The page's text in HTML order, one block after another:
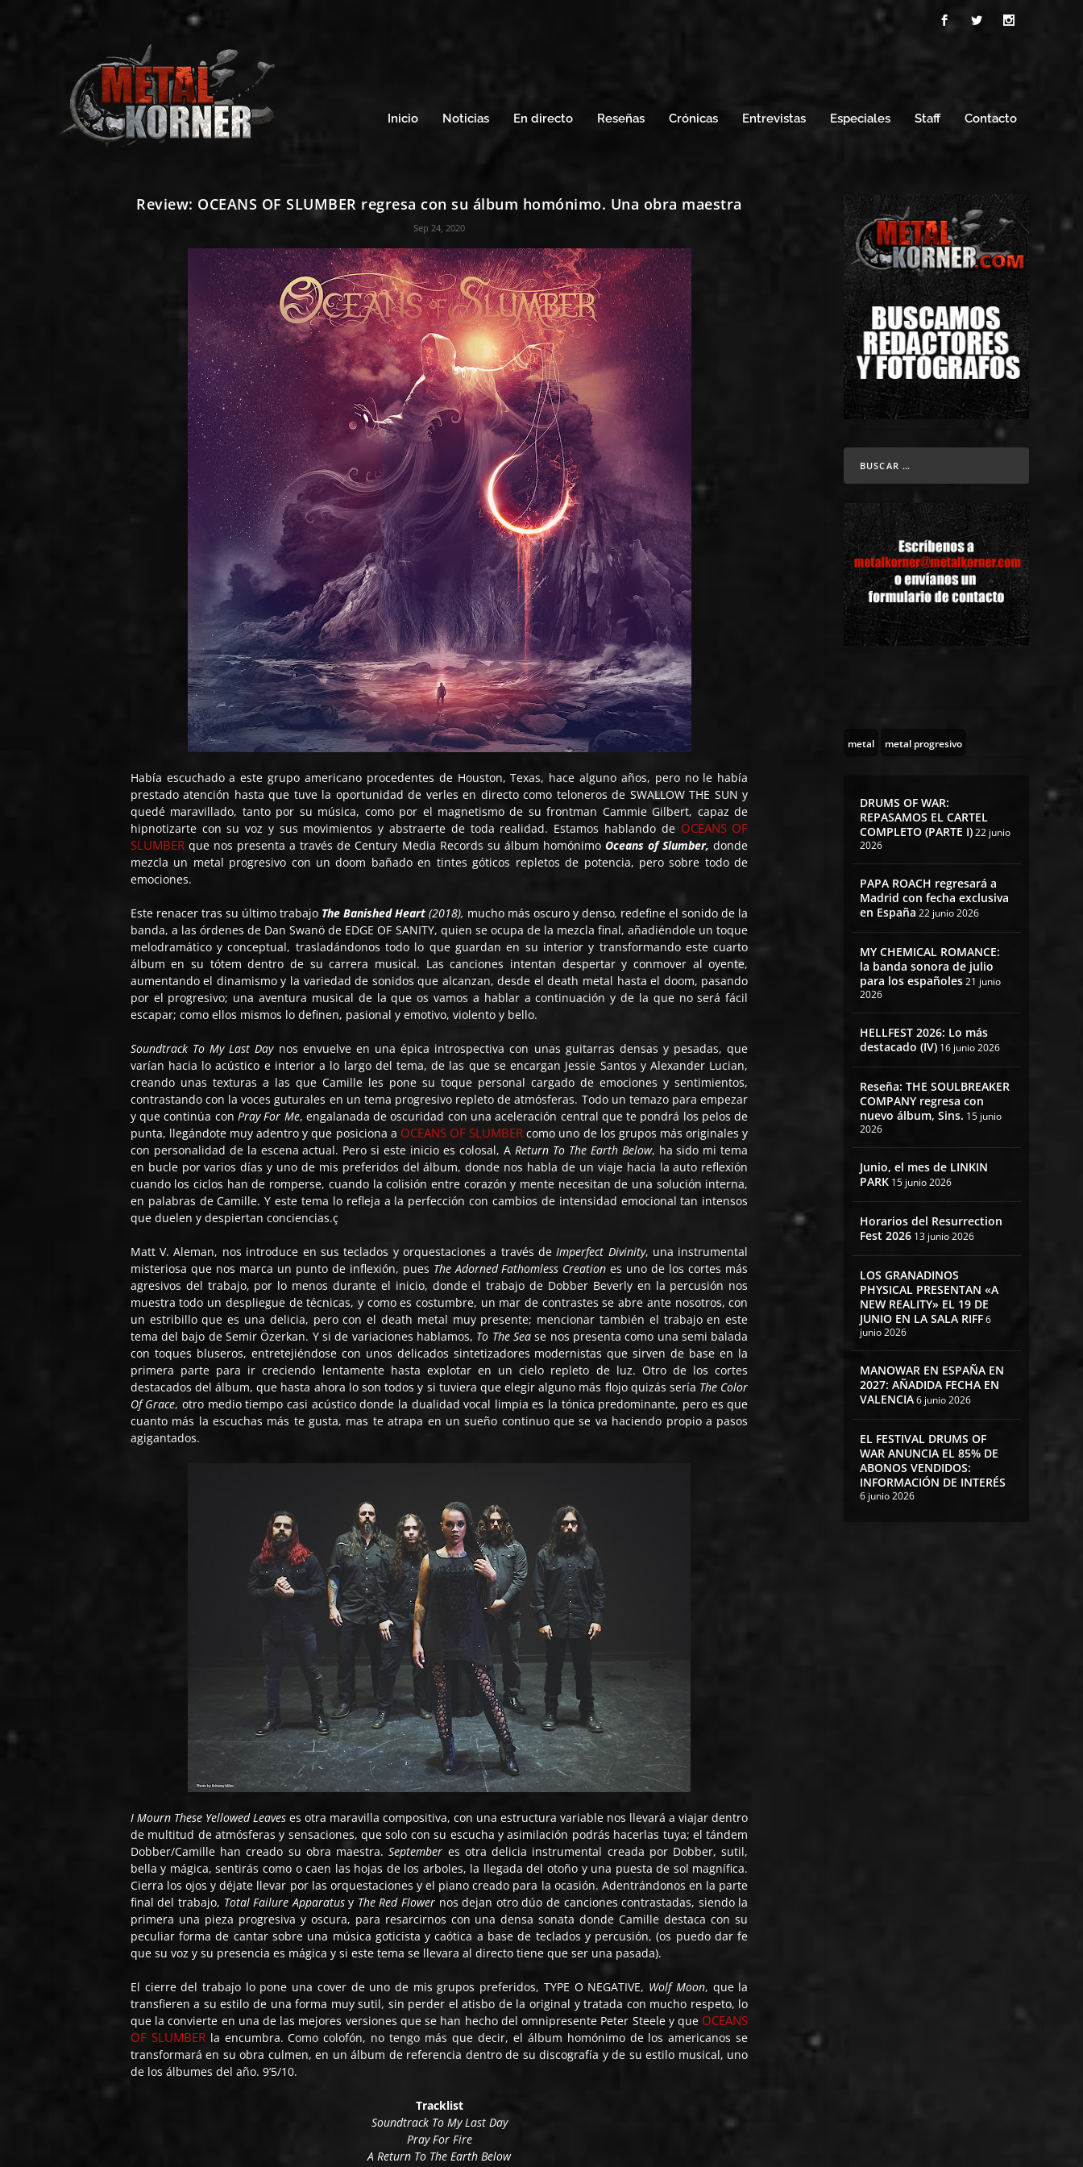
Inicio Noticias En directo Reseñas Crónicas Entrevistas Especiales Staff Contacto
Review: OCEANS OF SLUMBER regresa con su álbum homónimo. Una obra maestra
Sep 24, 2020
Había escuchado a este grupo americano procedentes de Houston, Texas, hace alguno años, pero no le había
prestado atención hasta que tuve la oportunidad de verles en directo como teloneros de SWALLOW THE SUN y
quedé maravillado, tanto por su música, como por el magnetismo de su frontman Cammie Gilbert, capaz de
hipnotizarte con su voz y sus movimientos y abstraerte de toda realidad. Estamos hablando de OCEANS OF
SLUMBERque nos presenta a través de Century Media Records su álbum homónimo Oceans of Slumber, donde
mezcla un metal progresivo con un doom bañado en tintes góticos repletos de potencia, pero sobre todo de
emociones.
Este renacer tras su último trabajo The Banished Heart (2018), mucho más oscuro y denso, redefine el sonido de la
banda, a las órdenes de Dan Swanö de EDGE OF SANITY, quien se ocupa de la mezcla final, añadiéndole un toque
melodramático y conceptual, trasladándonos todo lo que guardan en su interior y transformando este cuarto
álbum en su tótem dentro de su carrera musical. Las canciones intentan despertar y conmover al oyente,
aumentando el dinamismo y la variedad de sonidos que alcanzan, desde el death metal hasta el doom, pasando
por el progresivo; una aventura musical de la que os vamos a hablar a continuación y de la que no será fácil
escapar; como ellos mismos lo definen, pasional y emotivo, violento y bello.
Soundtrack To My Last Daynos envuelve en una épica introspectiva con unas guitarras densas y pesadas, que
varían hacia lo acústico e interior a lo largo del tema, de las que se encargan Jessie Santos y Alexander Lucian,
creando unas texturas a las que Camille les pone su toque personal cargado de emociones y sentimientos,
contrastando con la voces guturales en un tema progresivo repleto de atmósferas. Todo un temazo para empezar
y que continúa con Pray For Me, engalanada de oscuridad con una aceleración central que te pondrá los pelos de
punta, llegándote muy adentro y que posiciona a OCEANS OF SLUMBER como uno de los grupos más originales y
con personalidad de la escena actual. Pero si este inicio es colosal, A Return To The Earth Below, ha sido mi tema
en bucle por varios días y uno de mis preferidos del álbum, donde nos habla de un viaje hacia la auto reflexión
cuando los ciclos han de romperse, cuando la colisión entre corazón y mente necesitan de una solución interna,
en palabras de Camille. Y este tema lo refleja a la perfección con cambios de intensidad emocional tan intensos
que duelen y despiertan conciencias.ç
Matt V. Aleman, nos introduce en sus teclados y orquestaciones a través deImperfect Divinity, una instrumental
misteriosa que nos marca un punto de inflexión, pues The Adorned Fathomless Creation es uno de los cortes más
agresivos del trabajo, por lo menos durante el inicio, donde el trabajo de Dobber Beverly en la percusión nos
muestra todo un despliegue de técnicas, y como es costumbre, un mar de contrastes se abre ante nosotros, con
un estribillo que es una delicia, pero con el death metal muy presente; mencionar también el trabajo en este
tema del bajo de Semir Özerkan. Y si de variaciones hablamos, To The Sea se nos presenta como una semi balada
con toques bluseros, entretejiéndose con unos delicados sintetizadores modernistas que sirven de base en la
primera parte para ir creciendo lentamente hasta explotar en un cielo repleto de luz. Otro de los cortes
destacados del álbum, que hasta ahora lo son todos y si tuviera que elegir alguno más flojo quizás sería The Color
Of Grace, otro medio tiempo casi acústico donde la dualidad vocal limpia es la tónica predominante, pero es que
cuanto más la escuchas más te gusta, mas te atrapa en un sueño continuo que se va haciendo propio a pasos
agigantados.
I Mourn These Yellowed Leaveses otra maravilla compositiva, con una estructura variable nos llevará a viajar dentro
de multitud de atmósferas y sensaciones, que solo con su escucha y asimilación podrás hacerlas tuya; el tándem
Dobber/Camille han creado su obra maestra.September es otra delicia instrumental creada por Dobber, sutil,
bella y mágica, sentirás como o caen las hojas de los arboles, la llegada del otoño y una puesta de sol magnífica.
Cierra los ojos y déjate llevar por las orquestaciones y el piano creado para la ocasión. Adentrándonos en la parte
final del trabajo, Total Failure Apparatusy The Red Flower nos dejan otro dúo de canciones contrastadas, siendo la
primera una pieza progresiva y oscura, para resarcirnos con una densa sonata donde Camille destaca con su
peculiar forma de cantar sobre una música goticista y caótica a base de teclados y percusión, (os puedo dar fe
que su voz y su presencia es mágica y si este tema se llevara al directo tiene que ser una pasada).
El cierre del trabajo lo pone una cover de uno de mis grupos preferidos, TYPE O NEGATIVE, Wolf Moon, que la
transfieren a su estilo de una forma muy sutil, sin perder el atisbo de la original y tratada con mucho respeto, lo
que la convierte en una de las mejores versiones que se han hecho del omnipresente Peter Steele y que OCEANS
OF SLUMBERla encumbra. Como colofón, no tengo más que decir, el álbum homónimo de los americanos se
transformará en su obra culmen, en un álbum de referencia dentro de su discografía y de su estilo musical, uno
de los álbumes del año. 9’5/10.
Tracklist
Soundtrack To My Last Day
Pray For Fire
A Return To The Earth Below
metal metal progresivo
DRUMS OF WAR:
REPASAMOS EL CARTEL
COMPLETO (PARTE I)22 junio
2026
PAPA ROACH regresará a
Madrid con fecha exclusiva
en España 22 junio 2026
MY CHEMICAL ROMANCE:
la banda sonora de julio
para los españoles21 junio
2026
HELLFEST 2026: Lo más
destacado (IV) 16 junio 2026
Reseña: THE SOULBREAKER
COMPANY regresa con
nuevo álbum, Sins. 15 junio
2026
Junio, el mes de LINKIN
PARK 15 junio 2026
Horarios del Resurrection
Fest 2026 13 junio 2026
LOS GRANADINOS
PHYSICAL PRESENTAN «A
NEW REALITY» EL 19 DE
JUNIO EN LA SALA RIFF6
junio 2026
MANOWAR EN ESPAÑA EN
2027: AÑADIDA FECHA EN
VALENCIA6 junio 2026
EL FESTIVAL DRUMS OF
WAR ANUNCIA EL 85% DE
ABONOS VENDIDOS:
INFORMACIÓN DE INTERÉS
6 junio 2026